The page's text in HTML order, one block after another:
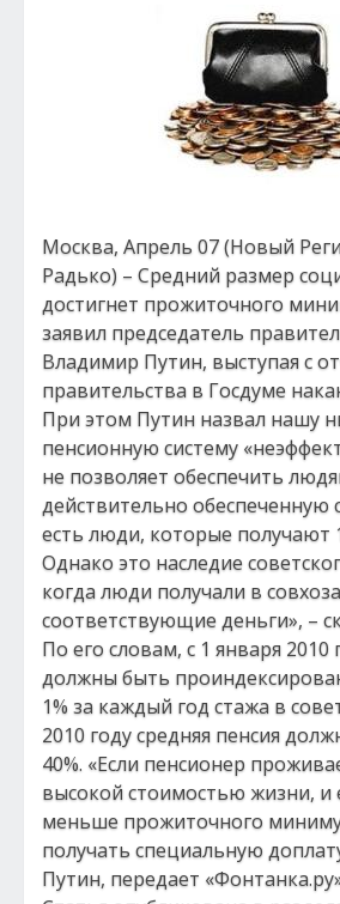
Москва, Апрель 07 (Новый
Радько) – Средний размер
достигнет прожиточного
заявил председатель
Владимир Путин, выступая с
правительства в Госдуме
При этом Путин назвал нашу
пенсионную систему
не позволяет обеспечить
действительно обеспеченную
есть люди, которые получают
Однако это наследие
когда люди получали в
соответствующие деньги», –
По его словам, с 1 января 2010
должны быть
1% за каждый год стажа в
2010 году средняя пенсия
40%. «Если пенсионер
высокой стоимостью жизни, и
меньше прожиточного
получать специальную
Путин, передает